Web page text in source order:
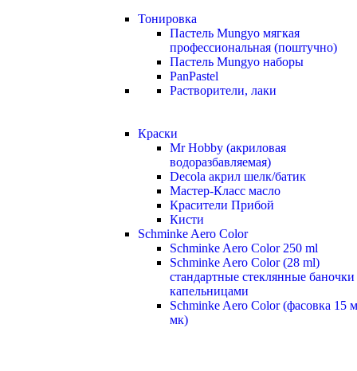
Тонировка
Пастель Mungyo мягкая
профессиональная (поштучно)
Пастель Mungyo наборы
PanPastel
Растворители, лаки
Краски
Mr Hobby (акриловая
водоразбавляемая)
Decola акрил шелк/батик
Мастер-Класс масло
Красители Прибой
Кисти
Schminke Aero Color
Schminke Aero Color 250 ml
Schminke Aero Color (28 ml)
стандартные стеклянные баночки
капельницами
Schminke Aero Color (фасовка 15
мк)